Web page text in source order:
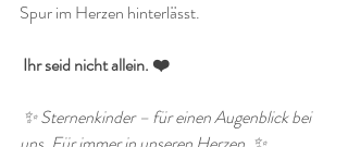
Spur im Herzen hinterlässt.
Ihr seid nicht allein. ❤️
✨ Sternenkinder – für einen Augenblick bei